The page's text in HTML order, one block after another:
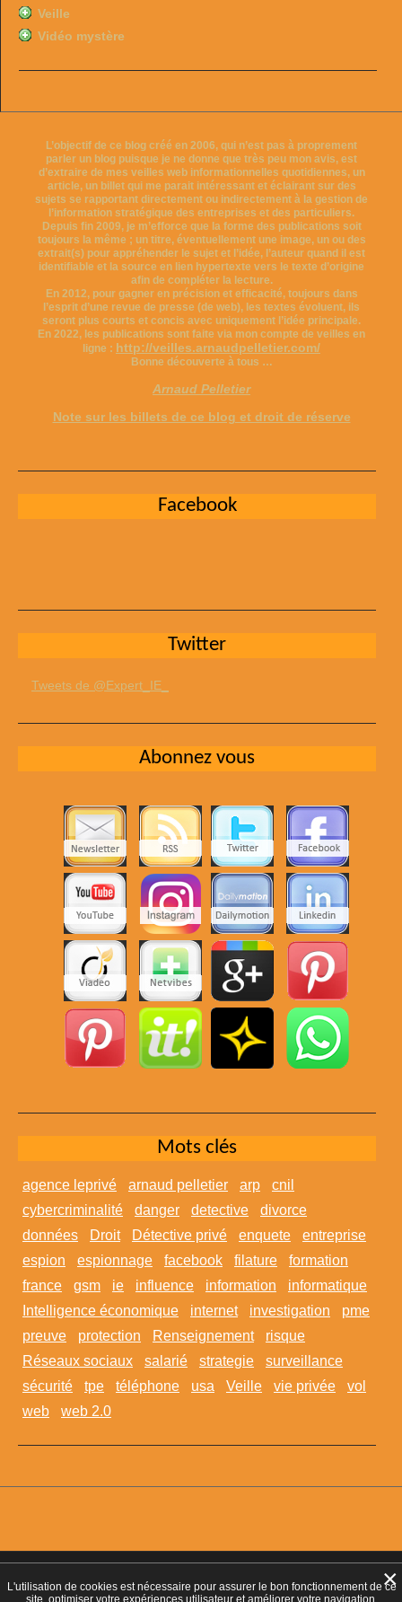
Veille
Vidéo mystère
L’objectif de ce blog créé en 2006, qui n’est pas à proprement
parler un blog puisque je ne donne que très peu mon avis, est
d’extraire de mes veilles web informationnelles quotidiennes, un
article, un billet qui me parait intéressant et éclairant sur des
sujets se rapportant directement ou indirectement à la gestion de
l’information stratégique des entreprises et des particuliers.
Depuis fin 2009, je m’efforce que la forme des publications soit
toujours la même ; un titre, éventuellement une image, un ou des
extrait(s) pour appréhender le sujet et l’idée, l’auteur quand il est
identifiable et la source en lien hypertexte vers le texte d’origine
afin de compléter la lecture.
En 2012, pour gagner en précision et efficacité, toujours dans
l’esprit d’une revue de presse (de web), les textes évoluent, ils
seront plus courts et concis avec uniquement l’idée principale.
En 2022, les publications sont faite via mon compte de veilles en
ligne : http://veilles.arnaudpelletier.com/
Bonne découverte à tous …
Arnaud Pelletier
Note sur les billets de ce blog et droit de réserve
Facebook
Twitter
Tweets de @Expert_IE_
Abonnez vous
Mots clés
agence leprivé arnaud pelletier arp
cnil
cybercriminalité
danger detective
divorce
données
Droit Détective privé enquete
entreprise
espion
espionnage facebook filature
formation
france
gsm ie influence information
informatique
Intelligence économique
internet investigation
pme
preuve
protection Renseignement
risque
Réseaux sociaux
salarié strategie
surveillance
sécurité
tpe téléphone usa Veille vie privée
vol
web
web 2.0
Agrément CNAPS : AGD-095-2023-10-29-20180360642- Autorisation
d’exercer CNAPS :AUT-095-2113-01-07-20140365170- SIRET 449 086
L'utilisation de cookies est nécessaire pour assurer le bon fonctionnement de ce
site, optimiser votre expériences utilisateur et améliorer votre navigation.
×